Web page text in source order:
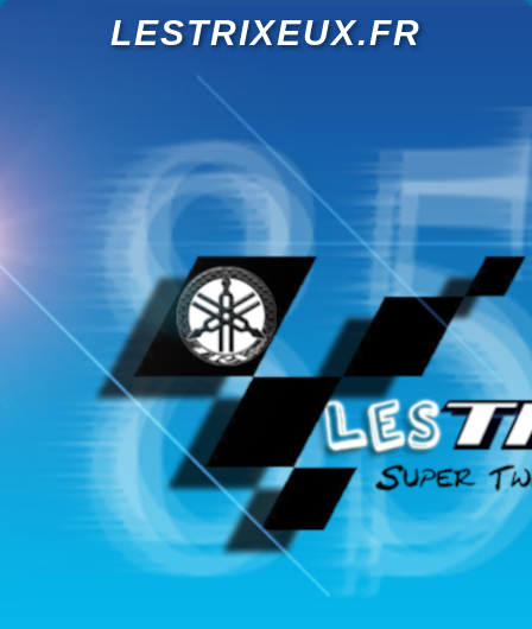
LESTRIXEUX.FR